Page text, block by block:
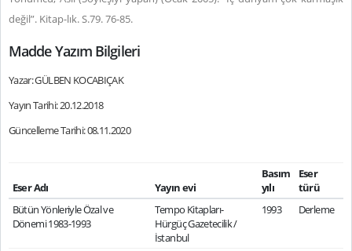
değil”. Kitap-lık. S.79. 76-85.
Madde Yazım Bilgileri
Yazar: GÜLBEN KOCABIÇAK
Yayın Tarihi: 20.12.2018
Güncelleme Tarihi: 08.11.2020
Eser Adı Yayın evi
Basım
yılı
Eser
türü
Bütün Yönleriyle Özal ve
Dönemi 1983-1993
Tempo Kitapları-
Hürgüç Gazetecilik /
İstanbul
1993 Derleme